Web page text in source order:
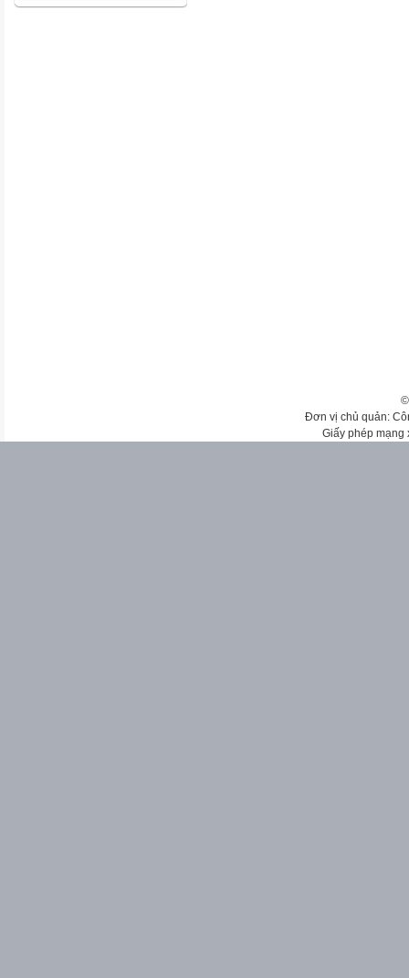
Đơn vị chủ quản:
Giấy phép mạng